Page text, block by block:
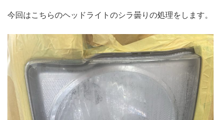
今回はこちらのヘッドライトのシラ曇りの処理をします。